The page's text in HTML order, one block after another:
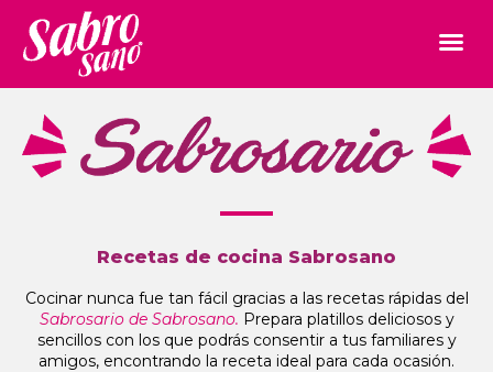
Recetas de cocina Sabrosano
Cocinar nunca fue tan fácil gracias a las recetas rápidas del
Sabrosario de Sabrosano. Prepara platillos deliciosos y
sencillos con los que podrás consentir a tus familiares y
amigos, encontrando la receta ideal para cada ocasión.